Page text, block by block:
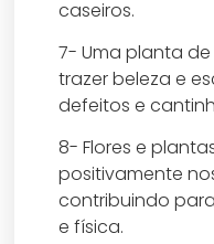
caseiros.
7- Uma planta
trazer beleza e
defeitos e
8- Flores e
positivamente
contribuindo
e física.